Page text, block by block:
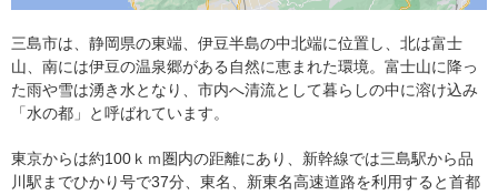
三島市は、静岡県の東端、伊豆半島の中北端に位置し、北は富士
山、南には伊豆の温泉郷がある自然に恵まれた環境。富士山に降っ
た雨や雪は湧き水となり、市内へ清流として暮らしの中に溶け込み
「水の都」と呼ばれています。
東京からは約100ｋｍ圏内の距離にあり、新幹線では三島駅から品
川駅までひかり号で37分、東名、新東名高速道路を利用すると首都